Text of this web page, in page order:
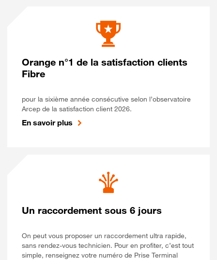
Orange n°1 de la satisfaction clients
Fibre
pour la sixième année consécutive selon l’observatoire
Arcep de la satisfaction client 2026.
En savoir plus
Un raccordement sous 6 jours
On peut vous proposer un raccordement ultra rapide,
sans rendez-vous technicien. Pour en profiter, c’est tout
simple, renseignez votre numéro de Prise Terminal